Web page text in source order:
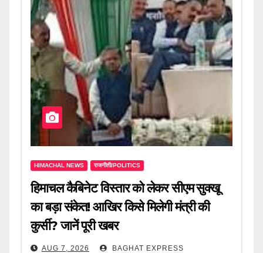
HIMACHAL NEWS राजनीती/POLITICS
हिमाचल कैबिनेट विस्तार को लेकर सीएम सुक्खू
का बड़ा संकेत! आखिर किसे मिलेगी मंत्री की
कुर्सी? जानें पूरी खबर
AUG 7, 2026 BAGHAT EXPRESS